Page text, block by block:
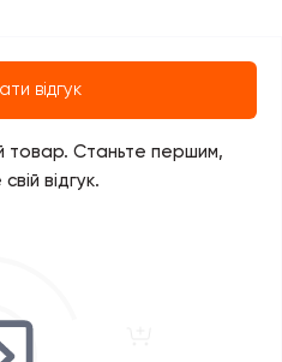
відгук
товар. Станьте першим,
відгук.